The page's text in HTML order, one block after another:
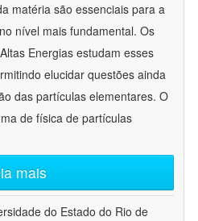
matéria são essenciais para a
nível mais fundamental. Os
Energias estudam esses
elucidar questões ainda
das partículas elementares. O
de física de partículas
mais
do Estado do Rio de